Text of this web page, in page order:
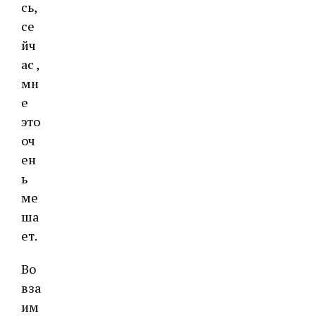
сь,
се
йч
ас ,
мн
е
это
оч
ен
ь
ме
ша
ет.
Во
вза
им